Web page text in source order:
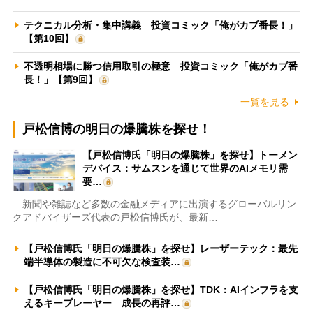
テクニカル分析・集中講義 投資コミック「俺がカブ番長！」
【第10回】
不透明相場に勝つ信用取引の極意 投資コミック「俺がカブ番
長！」【第9回】
一覧を見る
戸松信博の明日の爆騰株を探せ！
【戸松信博氏「明日の爆騰株」を探せ】トーメン
デバイス：サムスンを通じて世界のAIメモリ需
要…
新聞や雑誌など多数の金融メディアに出演するグローバルリン
クアドバイザーズ代表の戸松信博氏が、最新…
【戸松信博氏「明日の爆騰株」を探せ】レーザーテック：最先
端半導体の製造に不可欠な検査装…
【戸松信博氏「明日の爆騰株」を探せ】TDK：AIインフラを支
えるキープレーヤー 成長の再評…